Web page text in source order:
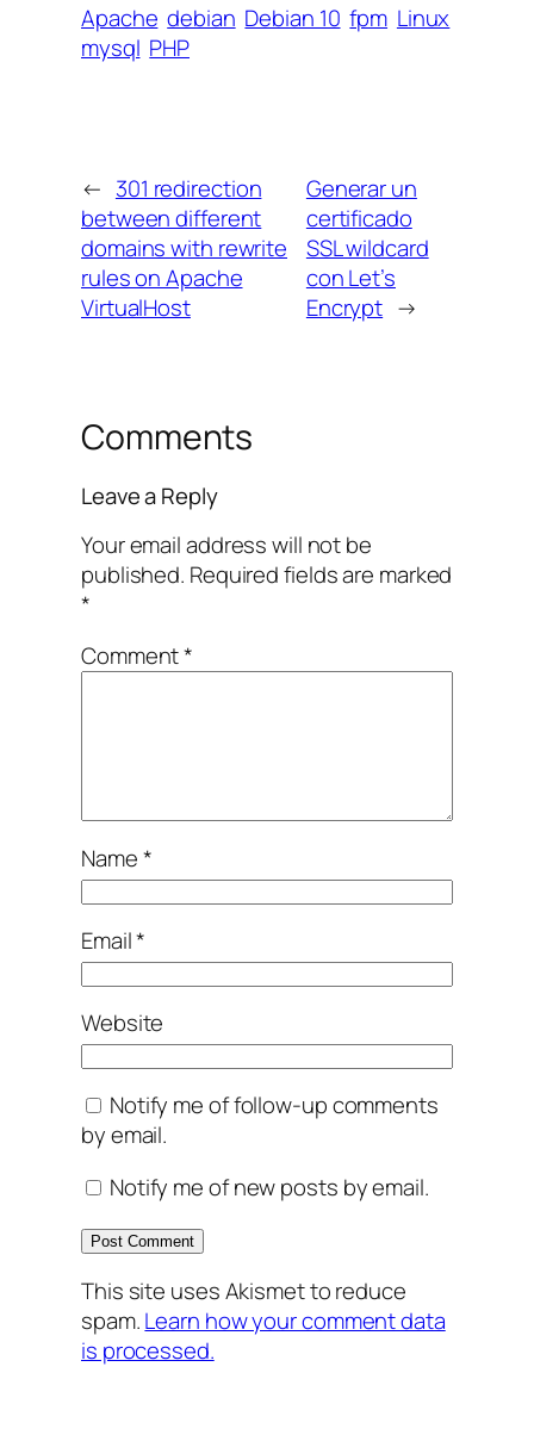
Apache debian Debian 10 fpm Linux
mysql PHP
← 301 redirection
between different
domains with rewrite
rules on Apache
VirtualHost
Generar un
certificado
SSL wildcard
con Let’s
Encrypt →
Comments
Leave a Reply
Your email address will not be
published. Required fields are marked
*
Comment*
Name*
Email*
Website
Notify me of follow-up comments
by email.
Notify me of new posts by email.
This site uses Akismet to reduce
spam.Learn how your comment data
is processed.